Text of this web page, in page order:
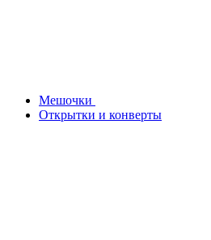
Мешочки
Открытки и конверты